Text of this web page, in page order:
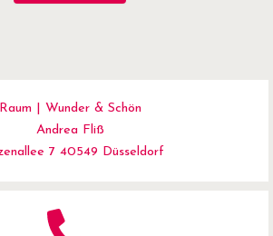
Raum | Wunder & Schön
Andrea Fliß
7 40549 Düsseldorf